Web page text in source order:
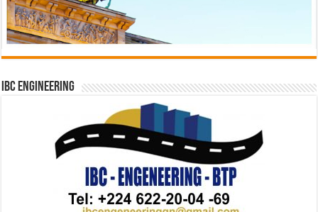
IBC Engineering